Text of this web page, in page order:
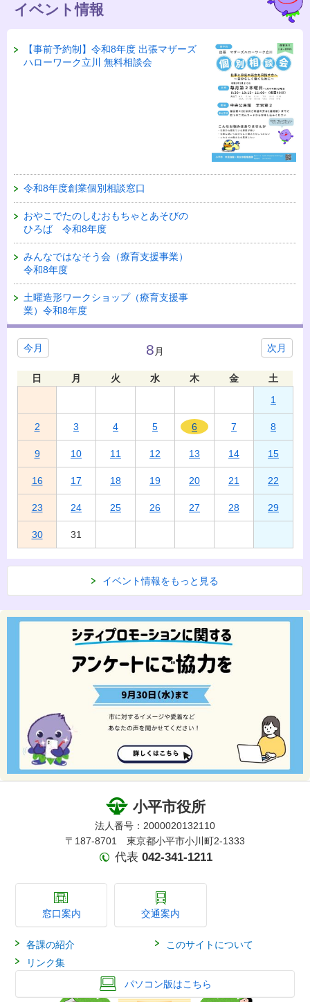
イベント情報
【事前予約制】令和8年度 出張マザーズ
ハローワーク立川 無料相談会
令和8年度創業個別相談窓口
おやこでたのしむおもちゃとあそびの
ひろば 令和8年度
みんなではなそう会（療育支援事業）
令和8年度
土曜造形ワークショップ（療育支援事
業）令和8年度
今月 次月
8 月
日 月 火 水 木 金
土
1
2 3 4 5 6 7 8
9 10 11 12 13 14 15
16 17 18 19 20 21 22
23 24 25 26 27 28 29
30 31
イベント情報をもっと見る
小平市役所
法人番号：2000020132110
〒187-8701 東京都小平市小川町2-1333
代表 042-341-1211
窓口案内 交通案内
各課の紹介
このサイトについて
リンク集
パソコン版はこちら